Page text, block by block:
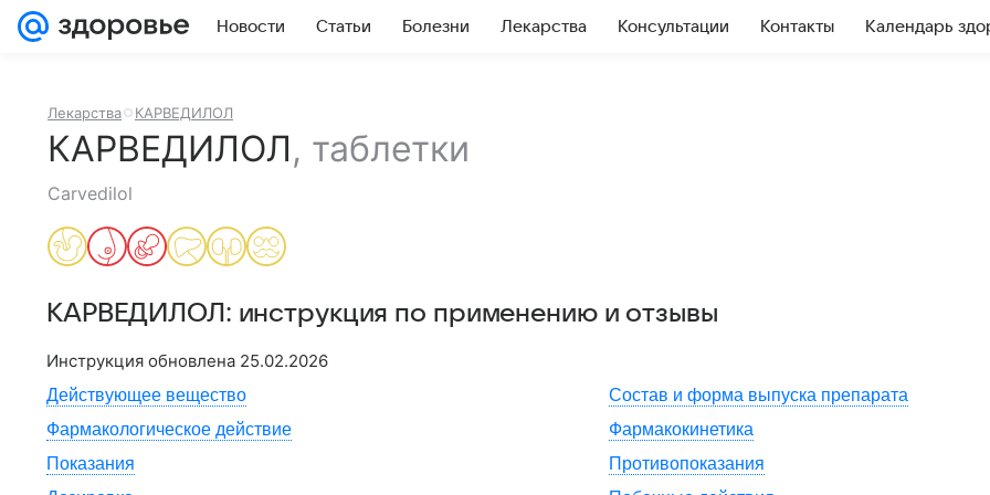
Новости Статьи Болезни Лекарства Консультации Контакты Календарь
Лекарства КАРВЕДИЛОЛ
КАРВЕДИЛОЛ, таблетки
Carvedilol
КАРВЕДИЛОЛ: инструкция по применению и отзывы
Инструкция обновлена 25.02.2026
Действующее вещество
Состав и форма выпуска препарата
Фармакологическое действие
Фармакокинетика
Показания
Противопоказания